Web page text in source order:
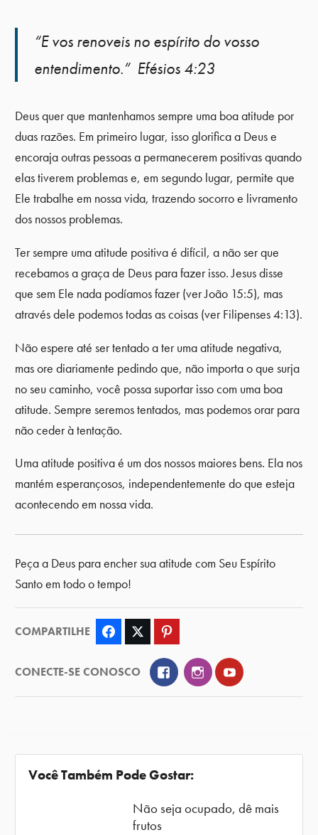
“E vos renoveis no espírito do vosso
entendimento.” Efésios 4:23
Deus quer que mantenhamos sempre uma boa atitude por
duas razões. Em primeiro lugar, isso glorifica a Deus e
encoraja outras pessoas a permanecerem positivas quando
elas tiverem problemas e, em segundo lugar, permite que
Ele trabalhe em nossa vida, trazendo socorro e livramento
dos nossos problemas.
Ter sempre uma atitude positiva é difícil, a não ser que
recebamos a graça de Deus para fazer isso. Jesus disse
que sem Ele nada podíamos fazer (ver João 15:5), mas
através dele podemos todas as coisas (ver Filipenses 4:13).
Não espere até ser tentado a ter uma atitude negativa,
mas ore diariamente pedindo que, não importa o que surja
no seu caminho, você possa suportar isso com uma boa
atitude. Sempre seremos tentados, mas podemos orar para
não ceder à tentação.
Uma atitude positiva é um dos nossos maiores bens. Ela nos
mantém esperançosos, independentemente do que esteja
acontecendo em nossa vida.
Peça a Deus para encher sua atitude com Seu Espírito
Santo em todo o tempo!
COMPARTILHE Facebook Twitter
CONECTE-SE CONOSCO FacebookInstagramYouTube
Você Também Pode Gostar:
Não seja ocupado, dê mais
frutos